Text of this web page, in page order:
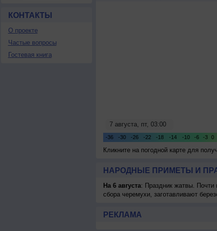
КОНТАКТЫ
О проекте
Частые вопросы
Гостевая книга
Кликните на погодной карте для
НАРОДНЫЕ ПРИМЕТЫ И
На 6 августа: Праздник жатвы. Почти
сбора черемухи, заготавливают
РЕКЛАМА